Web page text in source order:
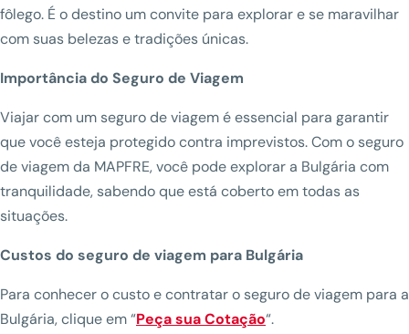
fôlego. É o destino um convite para explorar e se maravilhar
com suas belezas e tradições únicas.
Importância do Seguro de Viagem
Viajar com um seguro de viagem é essencial para garantir
que você esteja protegido contra imprevistos. Com o seguro
de viagem da MAPFRE, você pode explorar a Bulgária com
tranquilidade, sabendo que está coberto em todas as
situações.
Custos do seguro de viagem para Bulgária
Para conhecer o custo e contratar o seguro de viagem para a
Bulgária, clique em “Peça sua Cotação“.